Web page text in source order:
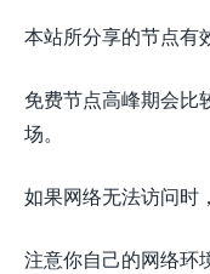
本站所分享的节点有
免费节点高峰期会比
场。
如果网络无法访问时
注意你自己的网络环